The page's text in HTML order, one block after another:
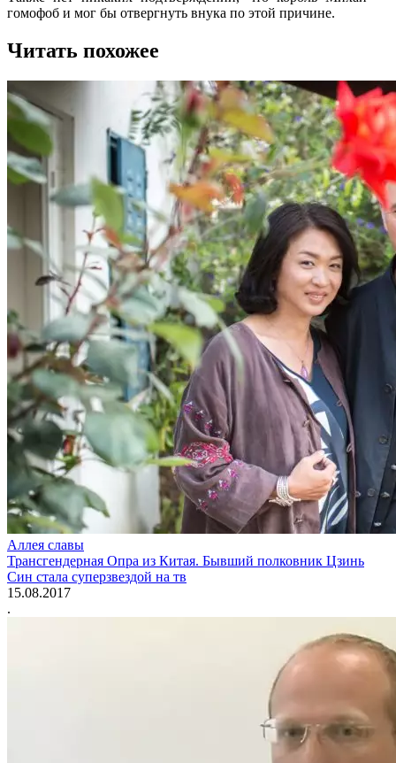
гомофоб и мог бы отвергнуть внука по этой причине.
Читать похожее
Аллея славы
Трансгендерная Опра из Китая. Бывший полковник Цзинь
Син стала суперзвездой на тв
15.08.2017
.